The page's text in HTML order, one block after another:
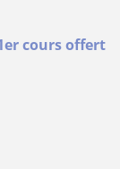
cours offert